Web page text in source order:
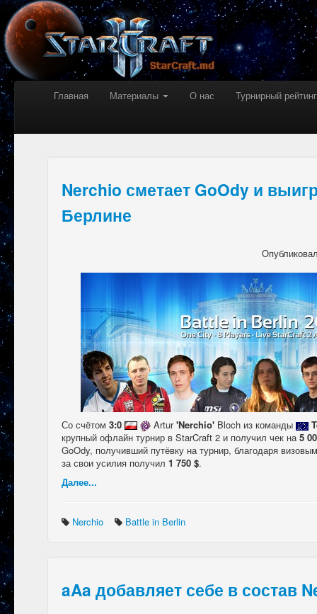
Главная Материалы О нас Турнирный рейтинг
Nerchio сметает GoOdy и
Берлине
Со счётом 3:0 Artur'Nerchio' Bloch из команды
крупный офлайн турнир в StarCraft 2 и получил чек на5
GoOdy, получивший путёвку на турнир, благодаря
за свои усилия получил 1 750 $.
Далее...
Nerchio Battle in Berlin
aAa добавляет себе в состав